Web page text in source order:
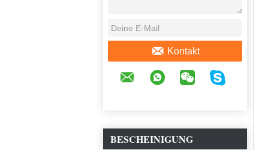
Kontakt
BESCHEINIGUNG